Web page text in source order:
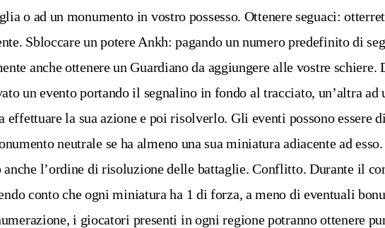
o ad un monumento in vostro possesso. Ottenere seguaci:
Sbloccare un potere Ankh: pagando un numero predefinito di
anche ottenere un Guardiano da aggiungere alle vostre
un evento portando il segnalino in fondo al tracciato, un’altra
la sua azione e poi risolverlo. Gli eventi possono essere
neutrale se ha almeno una sua miniatura adiacente ad
l’ordine di risoluzione delle battaglie. Conflitto. Durante il
conto che ogni miniatura ha 1 di forza, a meno di eventuali
i giocatori presenti in ogni regione potranno ottenere